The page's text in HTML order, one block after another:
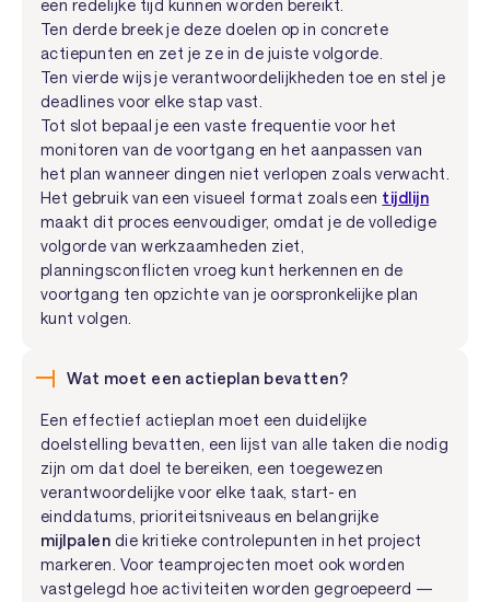
een redelijke tijd kunnen worden bereikt.
Ten derde breek je deze doelen op in concrete
actiepunten en zet je ze in de juiste volgorde.
Ten vierde wijs je verantwoordelijkheden toe en stel je
deadlines voor elke stap vast.
Tot slot bepaal je een vaste frequentie voor het
monitoren van de voortgang en het aanpassen van
het plan wanneer dingen niet verlopen zoals verwacht.
Het gebruik van een visueel format zoals een tijdlijn
maakt dit proces eenvoudiger, omdat je de volledige
volgorde van werkzaamheden ziet,
planningsconflicten vroeg kunt herkennen en de
voortgang ten opzichte van je oorspronkelijke plan
kunt volgen.
Wat moet een actieplan bevatten?
Een effectief actieplan moet een duidelijke
doelstelling bevatten, een lijst van alle taken die nodig
zijn om dat doel te bereiken, een toegewezen
verantwoordelijke voor elke taak, start- en
einddatums, prioriteitsniveaus en belangrijke
mijlpalen die kritieke controlepunten in het project
markeren. Voor teamprojecten moet ook worden
vastgelegd hoe activiteiten worden gegroepeerd —